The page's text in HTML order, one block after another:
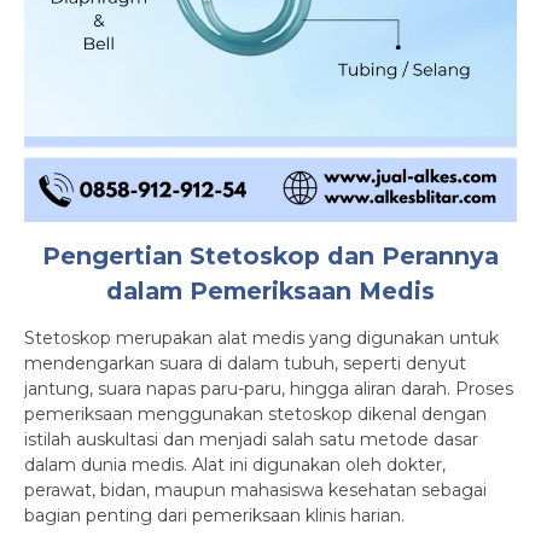
Pengertian Stetoskop dan Perannya
dalam Pemeriksaan Medis
Stetoskop merupakan alat medis yang digunakan untuk
mendengarkan suara di dalam tubuh, seperti denyut
jantung, suara napas paru-paru, hingga aliran darah. Proses
pemeriksaan menggunakan stetoskop dikenal dengan
istilah auskultasi dan menjadi salah satu metode dasar
dalam dunia medis. Alat ini digunakan oleh dokter,
perawat, bidan, maupun mahasiswa kesehatan sebagai
bagian penting dari pemeriksaan klinis harian.